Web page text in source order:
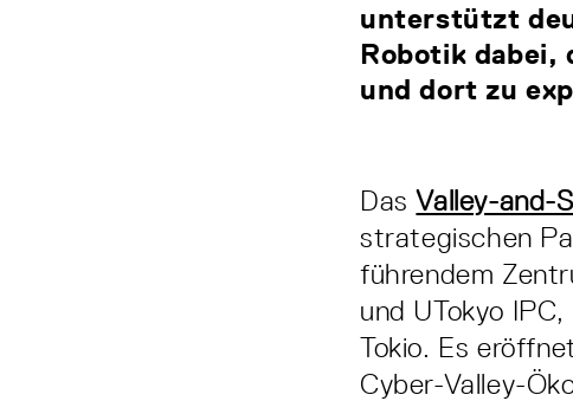
unterstützt
Robotik dabei,
und dort zu
DasValley-and-
strategischen
führendem
und UTokyo
Tokio. Es
Cyber-Valley-